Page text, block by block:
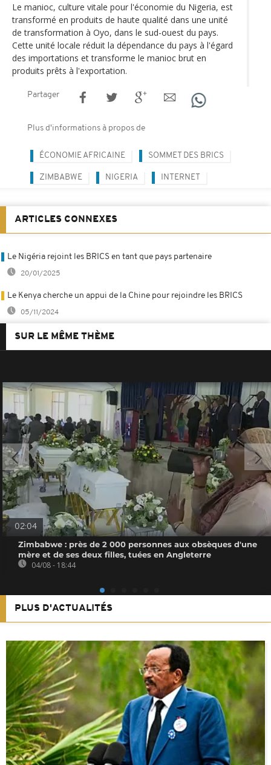
Le manioc, culture vitale pour l'économie du Nigeria, est
transformé en produits de haute qualité dans une unité
de transformation à Oyo, dans le sud-ouest du pays.
Cette unité locale réduit la dépendance du pays à l'égard
des importations et transforme le manioc brut en
produits prêts à l'exportation.
Partager
Plus d'informations à propos de
ÉCONOMIE AFRICAINE SOMMET DES BRICS
ZIMBABWE NIGERIA INTERNET
ARTICLES CONNEXES
Le Nigéria rejoint les BRICS en tant que pays partenaire
20/01/2025
Le Kenya cherche un appui de la Chine pour rejoindre les BRICS
05/11/2024
SUR LE MÊME THÈME
02:04
Zimbabwe : près de 2 000 personnes aux obsèques d'une
mère et de ses deux filles, tuées en Angleterre
04/08 - 18:44
PLUS D'ACTUALITÉS